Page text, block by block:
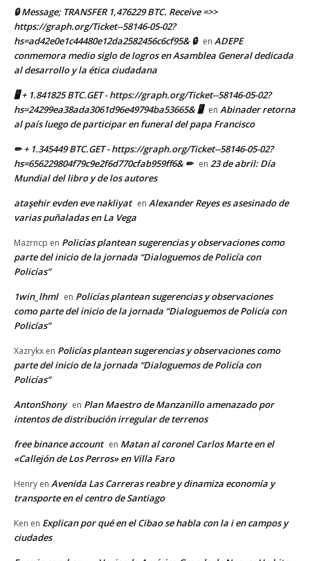
🔒 Message; TRANSFER 1,476229 BTC. Receive =>>
https://graph.org/Ticket--58146-05-02?
hs=ad42e0e1c44480e12da2582456c6cf95& 🔒 en ADEPE
conmemora medio siglo de logros en Asamblea General dedicada
al desarrollo y la ética ciudadana
🖥 + 1.841825 BTC.GET - https://graph.org/Ticket--58146-05-02?
hs=24299ea38ada3061d96e49794ba53665& 🖥 en Abinader retorna
al país luego de participar en funeral del papa Francisco
✏ + 1.345449 BTC.GET - https://graph.org/Ticket--58146-05-02?
hs=656229804f79c9e2f6d770cfab959ff6& ✏ en 23 de abril: Día
Mundial del libro y de los autores
ataşehir evden eve nakliyat en Alexander Reyes es asesinado de
varias puñaladas en La Vega
Mazrncp en Policías plantean sugerencias y observaciones como
parte del inicio de la jornada “Dialoguemos de Policía con
Policías”
1win_lhml en Policías plantean sugerencias y observaciones
como parte del inicio de la jornada “Dialoguemos de Policía con
Policías”
Xazrykx en Policías plantean sugerencias y observaciones como
parte del inicio de la jornada “Dialoguemos de Policía con
Policías”
AntonShony en Plan Maestro de Manzanillo amenazado por
intentos de distribución irregular de terrenos
free binance account en Matan al coronel Carlos Marte en el
«Callejón de Los Perros» en Villa Faro
Henry en Avenida Las Carreras reabre y dinamiza economía y
transporte en el centro de Santiago
Ken en Explican por qué en el Cibao se habla con la i en campos y
ciudades